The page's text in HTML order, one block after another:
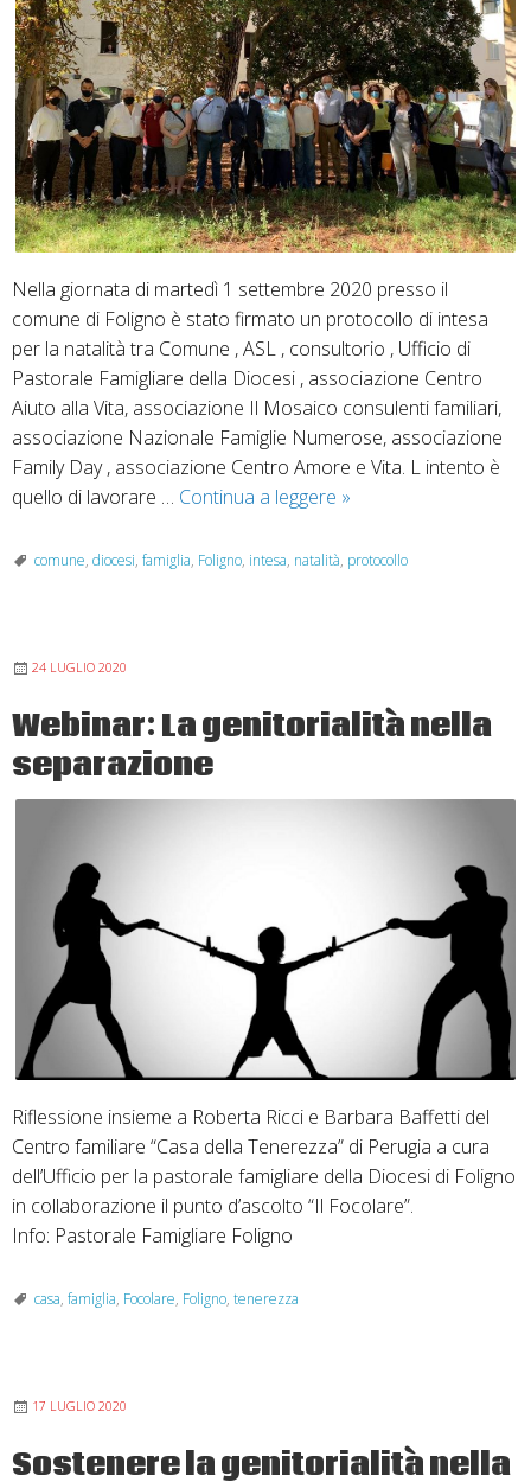
Nella giornata di martedì 1 settembre 2020 presso il
comune di Foligno è stato firmato un protocollo di intesa
per la natalità tra Comune , ASL , consultorio , Ufficio di
Pastorale Famigliare della Diocesi , associazione Centro
Aiuto alla Vita, associazione Il Mosaico consulenti familiari,
associazione Nazionale Famiglie Numerose, associazione
Family Day , associazione Centro Amore e Vita. L intento è
quello di lavorare … Continua a leggere Firmato
d’intesa
»
comune, diocesi, famiglia, Foligno, intesa, natalità, protocollo
24 LUGLIO 2020
Webinar: La genitorialità nella
separazione
Riflessione insieme a Roberta Ricci e Barbara Baffetti del
Centro familiare “Casa della Tenerezza” di Perugia a cura
dell’Ufficio per la pastorale famigliare della Diocesi di Foligno
in collaborazione il punto d’ascolto “Il Focolare”.
Info: Pastorale Famigliare Foligno
casa, famiglia, Focolare, Foligno, tenerezza
17 LUGLIO 2020
Sostenere la genitorialità nella